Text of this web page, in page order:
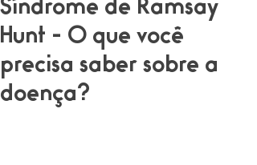
Síndrome de Ramsay
Hunt - O que você
precisa saber sobre a
doença?